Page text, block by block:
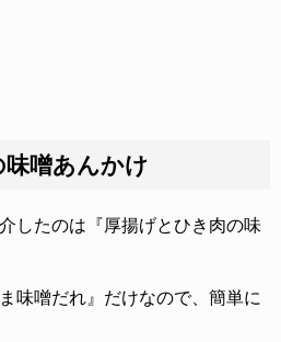
噌あんかけ
したのは『厚揚げとひき肉の味
味噌だれ』だけなので、簡単に